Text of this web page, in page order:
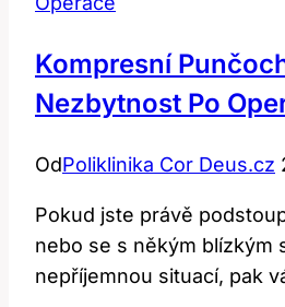
Kompresní
Nezbytnost Po
OdPoliklinika Cor Deus.cz
Pokud jste právě
nebo se s někým blízkým
nepříjemnou situací, pak